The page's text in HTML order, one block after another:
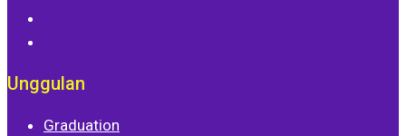
Unggulan
Graduation